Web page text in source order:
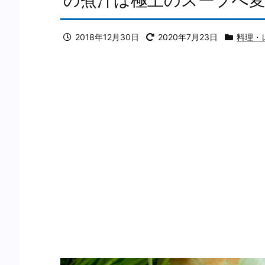
2018年12月30日 2020年7月23日 料理・